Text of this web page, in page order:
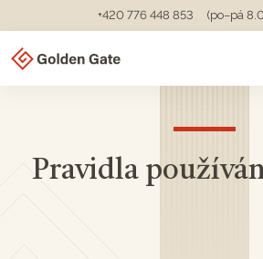
+420 776 448 853 (po–pá
Pravidla